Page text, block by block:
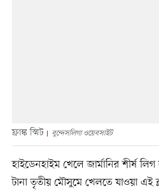
ফ্রাঙ্ক স্মিট বুন্দেসলিগা ওয়েবসাইট
হাইডেনহাইম খেলে জার্মানির শীর্ষ লিগ
টানা তৃতীয় মৌসুমে খেলতে যাওয়া এই